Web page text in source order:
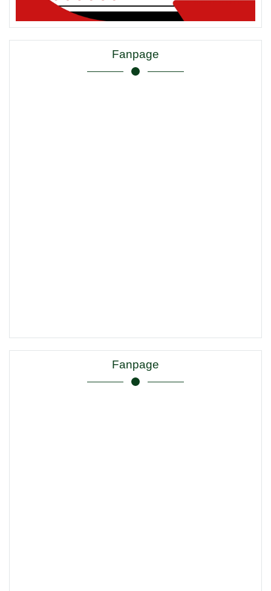
Fanpage
Fanpage